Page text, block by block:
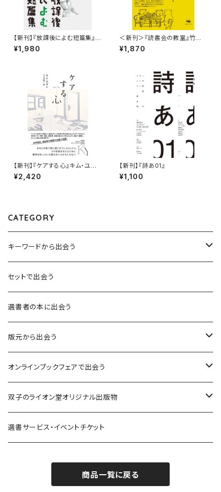
【新刊】『放課後によむ短篇集』
選・頭木弘樹
¥1,980
＜新刊＞『読書会の教室』竹田
信弥・田中佳祐（刊行：晶文社）
¥1,870
【新刊】『ケアする心』キム・ユダ
ム、小山内園子【訳】
¥2,420
【新刊】『詩あ01』
¥1,100
CATEGORY
キーワードから出会う
言葉：思考の種となるもの
異界：日常から離れた視点
意志：自ら進む力
解体：固定観念を壊す
熱源：情熱を呼び起こす
共鳴：他者や世界とつながる
記憶：過去と向き合う
セットで出会う
選書者の本に出会う
版元から出会う
荒蝦夷フェア
クオン
寿郎社
オンラインブックフェアで出会う
本屋発の文芸誌『しししし』フェア！！
韓国文学フェア！！
ZINE・同人誌フェア！！（2023年11月）
双子のライオン堂オリジナル出版物
書籍
選書サービス・イベントチケット
商品一覧に戻る